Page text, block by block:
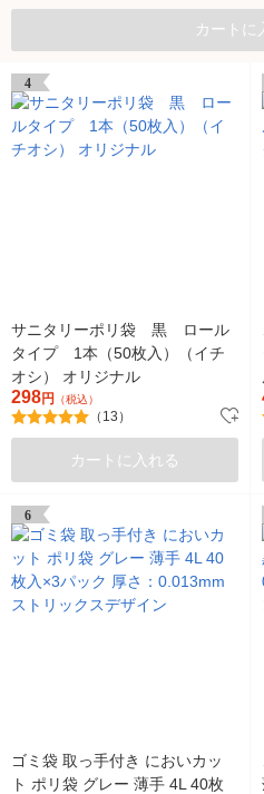
カートに
4
サニタリーポリ袋 黒 ロール
タイプ 1本（50枚入）（イチ
オシ） オリジナル
298円 （税込）
（13）
カートに入れる
6
ゴミ袋 取っ手付き においカッ
ト ポリ袋 グレー 薄手 4L 40枚